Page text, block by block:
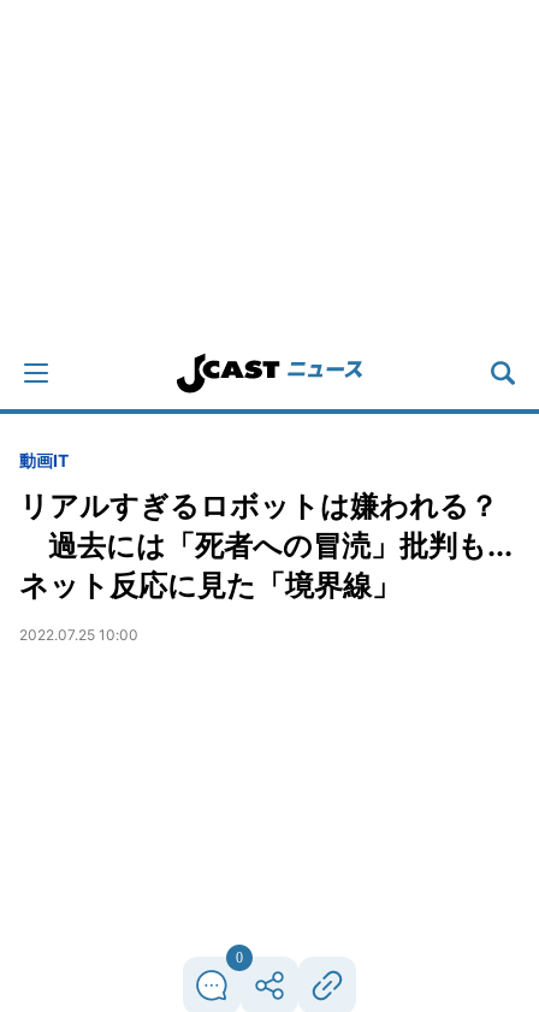
動画IT
リアルすぎるロボットは嫌われる？
過去には「死者への冒涜」批判も...
ネット反応に見た「境界線」
2022.07.25 10:00
0